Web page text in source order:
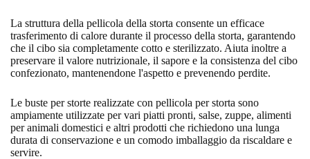
La struttura della pellicola della storta consente un efficace
trasferimento di calore durante il processo della storta, garantendo
che il cibo sia completamente cotto e sterilizzato. Aiuta inoltre a
preservare il valore nutrizionale, il sapore e la consistenza del cibo
confezionato, mantenendone l'aspetto e prevenendo perdite.
Le buste per storte realizzate con pellicola per storta sono
ampiamente utilizzate per vari piatti pronti, salse, zuppe, alimenti
per animali domestici e altri prodotti che richiedono una lunga
durata di conservazione e un comodo imballaggio da riscaldare e
servire.